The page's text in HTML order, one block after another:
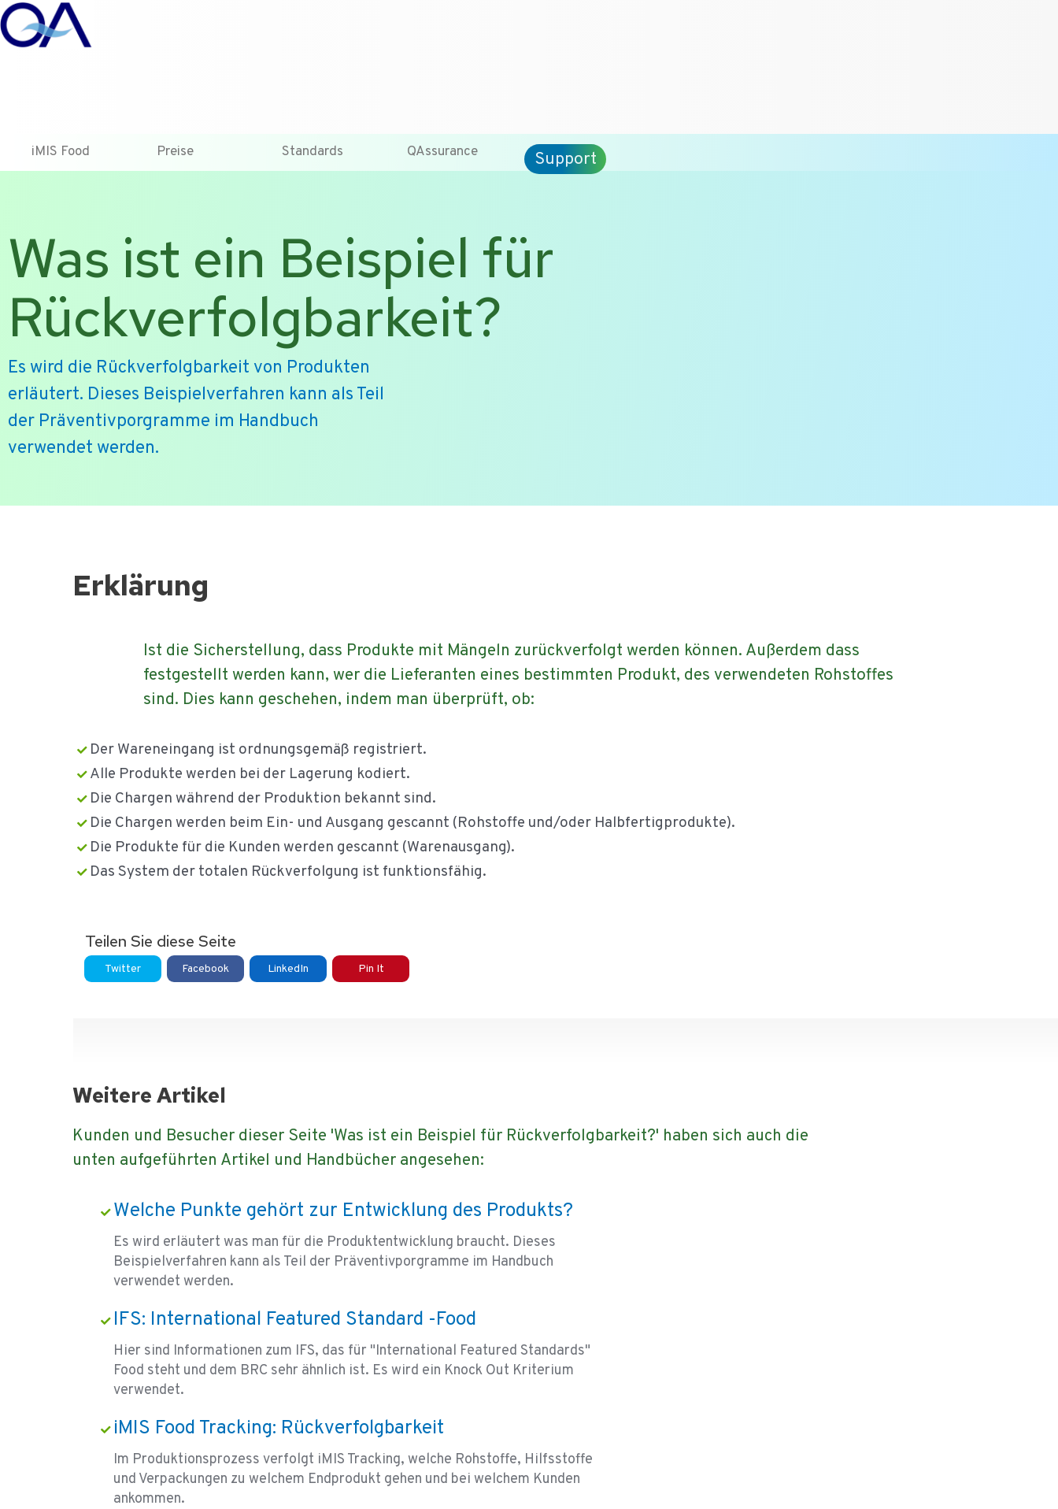
iMIS Food Preise Standards QAssurance Support
Was ist ein Beispiel für
Rückverfolgbarkeit?
Es wird die Rückverfolgbarkeit von Produkten
erläutert. Dieses Beispielverfahren kann als Teil
der Präventivporgramme im Handbuch
verwendet werden.
Erklärung
Ist die Sicherstellung, dass Produkte mit Mängeln zurückverfolgt werden können. Außerdem dass
festgestellt werden kann, wer die Lieferanten eines bestimmten Produkt, des verwendeten Rohstoffes
sind. Dies kann geschehen, indem man überprüft, ob:
Der Wareneingang ist ordnungsgemäß registriert.
Alle Produkte werden bei der Lagerung kodiert.
Die Chargen während der Produktion bekannt sind.
Die Chargen werden beim Ein- und Ausgang gescannt (Rohstoffe und/oder Halbfertigprodukte).
Die Produkte für die Kunden werden gescannt (Warenausgang).
Das System der totalen Rückverfolgung ist funktionsfähig.
Teilen Sie diese Seite
Twitter Facebook LinkedIn Pin It
Weitere Artikel
Kunden und Besucher dieser Seite 'Was ist ein Beispiel für Rückverfolgbarkeit?' haben sich auch die
unten aufgeführten Artikel und Handbücher angesehen:
Welche Punkte gehört zur Entwicklung des Produkts?
Es wird erläutert was man für die Produktentwicklung braucht. Dieses
Beispielverfahren kann als Teil der Präventivporgramme im Handbuch
verwendet werden.
IFS: International Featured Standard -Food
Hier sind Informationen zum IFS, das für "International Featured Standards"
Food steht und dem BRC sehr ähnlich ist. Es wird ein Knock Out Kriterium
verwendet.
iMIS Food Tracking: Rückverfolgbarkeit
Im Produktionsprozess verfolgt iMIS Tracking, welche Rohstoffe, Hilfsstoffe
und Verpackungen zu welchem Endprodukt gehen und bei welchem Kunden
ankommen.